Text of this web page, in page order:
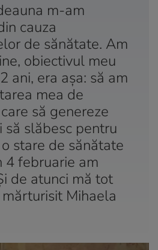
m-am
cauza
de sănătate. Am
obiectivul meu
ani, era așa: să am
mea de
să genereze
să slăbesc pentru
stare de sănătate
4 februarie am
de atunci mă tot
Mihaela